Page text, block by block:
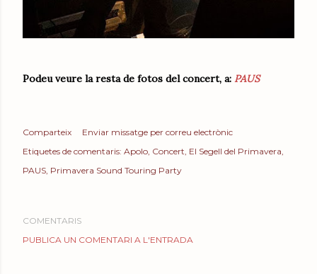
Podeu veure la resta de fotos del concert, a: PAUS
Comparteix
Enviar missatge per correu electrònic
Etiquetes de comentaris: Apolo Concert El Segell del Primavera
PAUS Primavera Sound Touring Party
COMENTARIS
PUBLICA UN COMENTARI A L'ENTRADA